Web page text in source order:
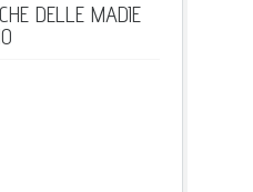
DELLE MADIE